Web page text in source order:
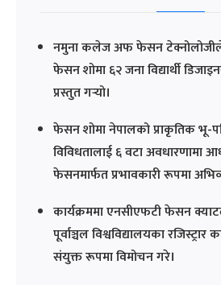
नमुना कलेज अफ फेसन
फेसन शोमा ६२ जना विद्यार्थी
प्रस्तुत गर्‍यो।
फेसन शोमा नेपालको प्राकृतिक भू-
विविधतालाई ६ वटा अवधारणामा
फेसनमार्फत प्रभावकारी रूपमा
कार्यक्रममा एनसीएफटी फेसन
पूर्वाञ्चल विश्वविद्यालयका
संयुक्त रूपमा विमोचन गरे।